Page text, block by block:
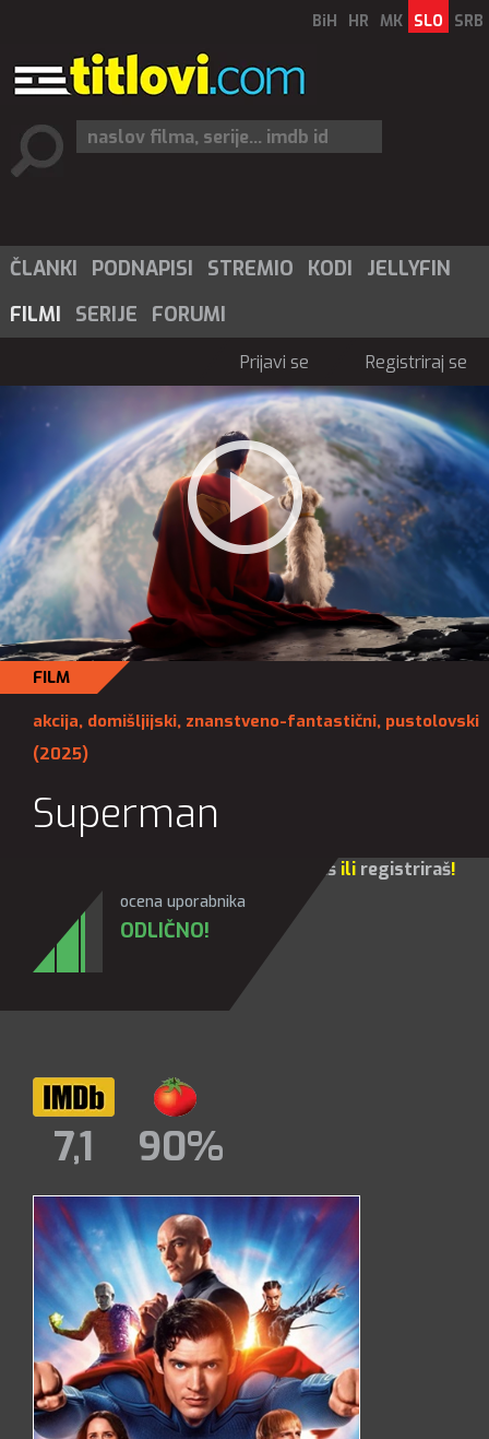
BiH HR MK SLO SRB
ČLANKI PODNAPISI STREMIO KODI
JELLYFIN
FILMI
SERIJE FORUMI
Prijavi se Registriraj se
FILM
akcija, domišljijski, znanstveno-fantastični, pustolovski
(2025)
Superman
prijaviš ili registriraš!
ocena uporabnika
ODLIČNO!
7,1 90%